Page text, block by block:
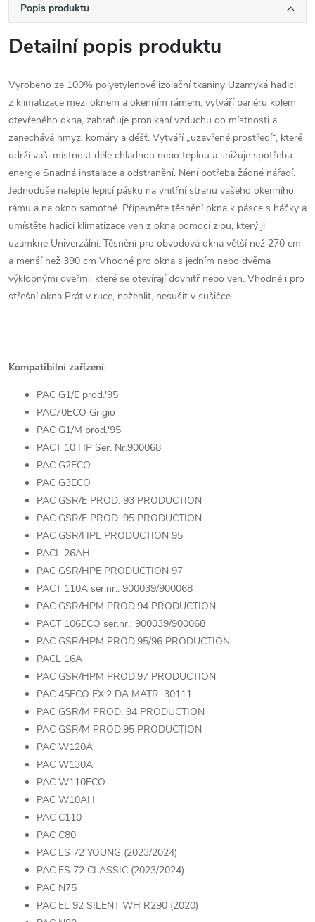
Popis produktu
Detailní popis produktu
Vyrobeno ze 100% polyetylenové izolační tkaniny Uzamyká hadici
z klimatizace mezi oknem a okenním rámem, vytváří bariéru kolem
otevřeného okna, zabraňuje pronikání vzduchu do místnosti a
zanechává hmyz, komáry a déšť. Vytváří „uzavřené prostředí“, které
udrží vaši místnost déle chladnou nebo teplou a snižuje spotřebu
energie Snadná instalace a odstranění. Není potřeba žádné nářadí.
Jednoduše nalepte lepicí pásku na vnitřní stranu vašeho okenního
rámu a na okno samotné. Připevněte těsnění okna k pásce s háčky a
umístěte hadici klimatizace ven z okna pomocí zipu, který ji
uzamkne Univerzální. Těsnění pro obvodová okna větší než 270 cm
a menší než 390 cm Vhodné pro okna s jedním nebo dvěma
výklopnými dveřmi, které se otevírají dovnitř nebo ven. Vhodné i pro
střešní okna Prát v ruce, nežehlit, nesušit v sušičce
Kompatibilní zařízení:
PAC G1/E prod.'95
PAC70ECO Grigio
PAC G1/M prod.'95
PACT 10 HP Ser. Nr.900068
PAC G2ECO
PAC G3ECO
PAC GSR/E PROD. 93 PRODUCTION
PAC GSR/E PROD. 95 PRODUCTION
PAC GSR/HPE PRODUCTION 95
PACL 26AH
PAC GSR/HPE PRODUCTION 97
PACT 110A ser.nr.: 900039/900068
PAC GSR/HPM PROD.94 PRODUCTION
PACT 106ECO ser.nr.: 900039/900068
PAC GSR/HPM PROD.95/96 PRODUCTION
PACL 16A
PAC GSR/HPM PROD.97 PRODUCTION
PAC 45ECO EX:2 DA MATR. 30111
PAC GSR/M PROD. 94 PRODUCTION
PAC GSR/M PROD.95 PRODUCTION
PAC W120A
PAC W130A
PAC W110ECO
PAC W10AH
PAC C110
PAC C80
PAC ES 72 YOUNG (2023/2024)
PAC ES 72 CLASSIC (2023/2024)
PAC N75
PAC EL 92 SILENT WH R290 (2020)